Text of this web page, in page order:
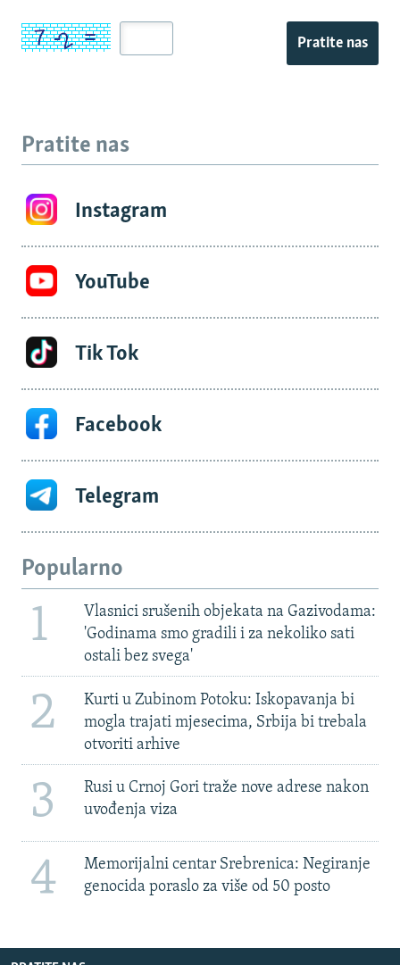
Pratite nas
Pratite nas
Instagram
YouTube
Tik Tok
Facebook
Telegram
Popularno
1
Vlasnici srušenih objekata na Gazivodama:
'Godinama smo gradili i za nekoliko sati
ostali bez svega'
2
Kurti u Zubinom Potoku: Iskopavanja bi
mogla trajati mjesecima, Srbija bi trebala
otvoriti arhive
3
Rusi u Crnoj Gori traže nove adrese nakon
uvođenja viza
4
Memorijalni centar Srebrenica: Negiranje
genocida poraslo za više od 50 posto